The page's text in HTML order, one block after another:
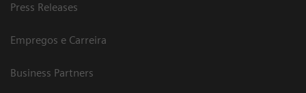
Press Releases
Empregos e Carreira
Business Partners